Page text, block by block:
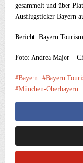
gesammelt und über
Ausflugsticker Bayern
Bericht: Bayern
Foto: Andrea Major –
Bayern Bayern
München-Oberbayern